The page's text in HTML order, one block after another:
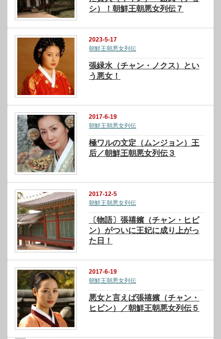
シ）！朝鮮王朝悪女列伝７
2023-5-17
朝鮮王朝悪女列伝
張緑水（チャン・ノクス）とい
う悪女！
2017-6-19
朝鮮王朝悪女列伝
極ワルの文定（ムンジョン）王
后／朝鮮王朝悪女列伝３
2017-12-5
朝鮮王朝悪女列伝
〔物語〕張禧嬪（チャン・ヒビ
ン）がついに王妃に成り上がっ
た日！
2017-6-19
朝鮮王朝悪女列伝
悪女と言えば張禧嬪（チャン・
ヒビン）／朝鮮王朝悪女列伝５